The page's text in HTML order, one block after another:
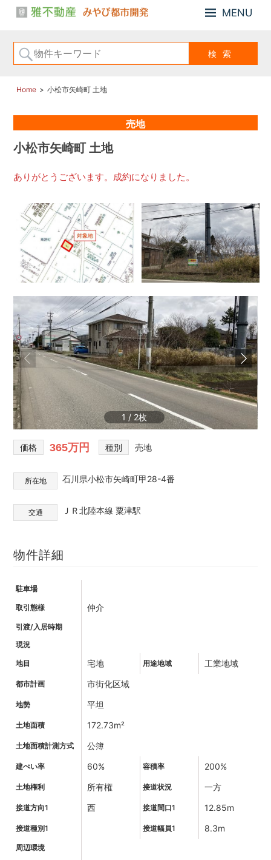
不
動
み
び
都
市
発
市、
能
市
「戸
住
宅、
宅
地、
売
土
地」
の
こ
と
雅
不
動
産・
み
や
び
都
市
発
MENU
Home 小松市矢崎町 土地
売地
小松市矢崎町 土地
ありがとうございます。成約になりました。
1 / 2
価格 365万円 種別 売地
所在地 石川県小松市矢崎町甲28-4番
交通 ＪＲ北陸本線 粟津駅
物件詳細
駐車場
取引態様 仲介
引渡/入居時期
現況
地目 宅地 用途地域 工業地域
都市計画 市街化区域
地勢 平坦
土地面積 172.73m²
土地面積計測方式 公簿
建ぺい率 60% 容積率 200%
土地権利 所有権 接道状況 一方
接道方向1 西 接道間口1 12.85m
接道種別1 接道幅員1 8.3m
周辺環境